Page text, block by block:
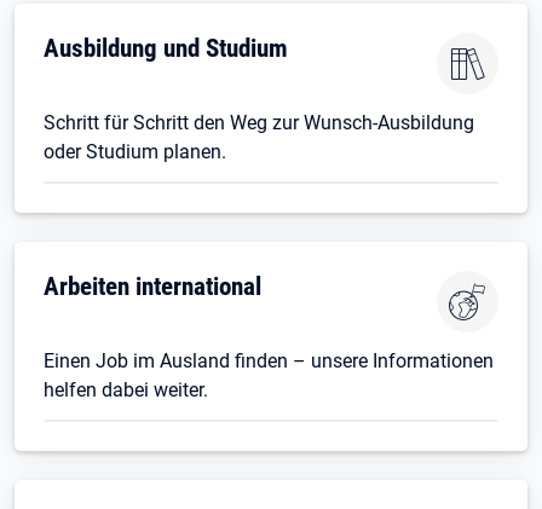
Öffnet in neuem Tab
Ausbildung und Studium
Schritt für Schritt den Weg zur Wunsch-Ausbildung
oder Studium planen.
Öffnet in neuem Tab
Arbeiten international
Einen Job im Ausland finden – unsere Informationen
helfen dabei weiter.